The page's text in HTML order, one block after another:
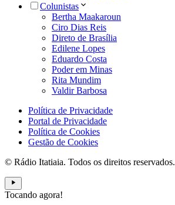
Colunistas
Bertha Maakaroun
Ciro Dias Reis
Direto de Brasília
Edilene Lopes
Eduardo Costa
Poder em Minas
Rita Mundim
Valdir Barbosa
Política de Privacidade
Portal de Privacidade
Política de Cookies
Gestão de Cookies
© Rádio Itatiaia. Todos os direitos reservados.
Tocando agora!